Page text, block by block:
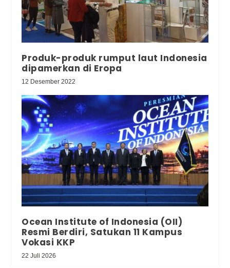
Produk-produk rumput laut Indonesia
dipamerkan di Eropa
12 Desember 2022
Ocean Institute of Indonesia (OII)
Resmi Berdiri, Satukan 11 Kampus
Vokasi KKP
22 Juli 2026